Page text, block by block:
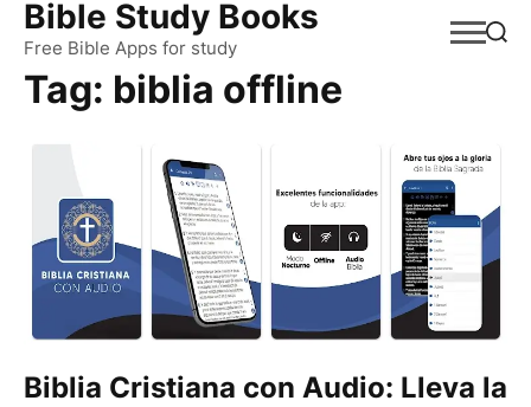
Skip
content
Bible Study Books
Free Bible Apps for study
Tag: biblia offline
Biblia Cristiana con Audio: Lleva la